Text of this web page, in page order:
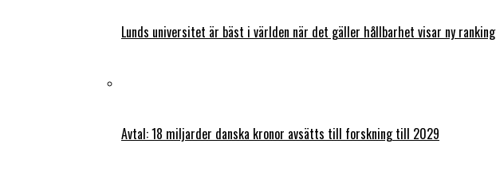
Lunds universitet är bäst i världen när det gäller hållbarhet visar ny ranking
Avtal: 18 miljarder danska kronor avsätts till forskning till 2029